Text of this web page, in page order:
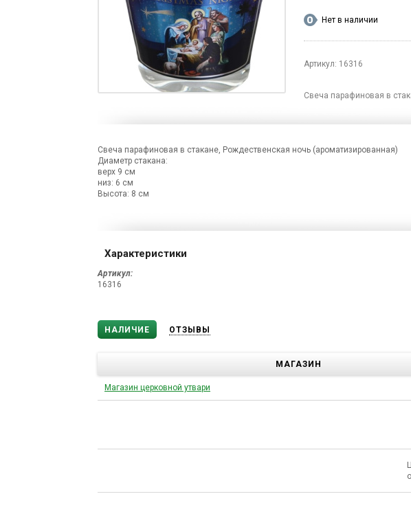
Нет в наличии
Артикул: 16316
Свеча парафиновая в
Свеча парафиновая в стакане, Рождественская ночь (ароматизированная)
Диаметр стакана:
верх 9 см
низ: 6 см
Высота: 8 см
Характеристики
Артикул:
16316
НАЛИЧИЕ ОТЗЫВЫ
МАГАЗИН
Магазин церковной утвари